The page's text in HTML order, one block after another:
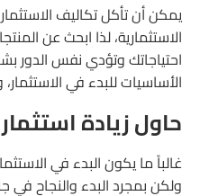
يمكن أن تأكل تكاليف
الاستثمارية، لذا ابحث عن
احتياجاتك وتؤدي نفس الدور
الأساسيات للبدء في
حاول زيادة
غالباً ما يكون البدء في
ولكن بمجرد البدء والنجاح في